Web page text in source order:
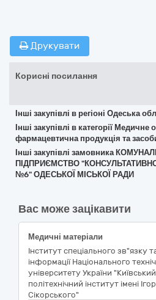
Друкувати
Корисні посилання
Інші закупівлі в регіоні Одеська
Інші закупівлі в категорії
фармацевтична продукція та засоби
Інші закупівлі замовника
ПІДПРИЄМСТВО
№6" ОДЕСЬКОЇ МІСЬКОЇ РАДИ
Вас може зацікавити
Медичні матеріали
Інститут спеціального зв"язку
інформації Національного
університету України "Київський
політехнічний інститут імені
Сікорського"